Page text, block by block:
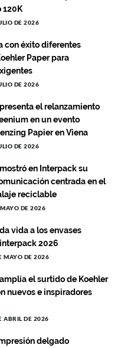
120K
DE 2026
con éxito diferentes
Paper para
DE 2026
el relanzamiento
en un evento
Papier en Viena
DE 2026
en Interpack su
centrada en el
reciclable
DE 2026
vida a los envases
2026
MAYO DE 2026
el surtido de Koehler
nuevos e inspiradores
ABRIL DE 2026
delgado